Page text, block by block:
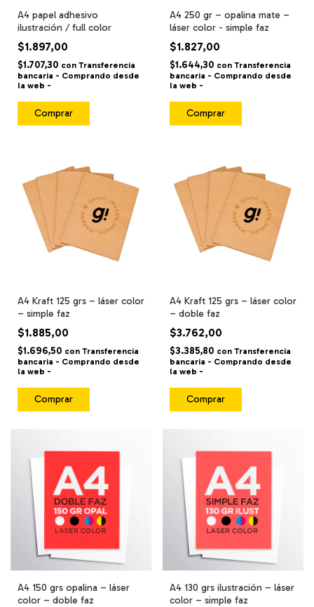
A4 papel adhesivo
ilustración / full color
$1.897,00
$1.707,30 con Transferencia
bancaria - Comprando desde
la web -
Comprar
A4 250 gr – opalina mate –
láser color - simple faz
$1.827,00
$1.644,30 con Transferencia
bancaria - Comprando desde
la web -
Comprar
A4 Kraft 125 grs – láser color
– simple faz
$1.885,00
$1.696,50 con Transferencia
bancaria - Comprando desde
la web -
Comprar
A4 Kraft 125 grs – láser color
– doble faz
$3.762,00
$3.385,80 con Transferencia
bancaria - Comprando desde
la web -
Comprar
A4 150 grs opalina – láser
color – doble faz
A4 130 grs ilustración – láser
color – simple faz